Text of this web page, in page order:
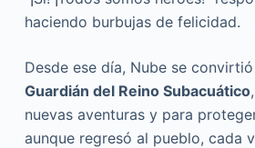
haciendo burbujas de felicidad.
Desde ese día, Nube se
Guardián del Reino Subacuático
nuevas aventuras y para
aunque regresó al pueblo, cada